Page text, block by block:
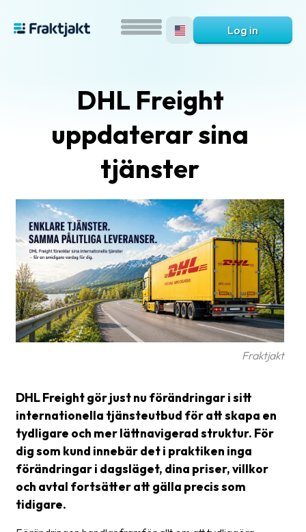
What
is
Fraktjakt?
FAQ
Glossary
documents
settings
Customs
declarations
Delivery
terms
Log in
DHL Freight
uppdaterar sina
tjänster
Fraktjakt
DHL Freight gör just nu förändringar i sitt
internationella tjänsteutbud för att skapa en
tydligare och mer lättnavigerad struktur. För
dig som kund innebär det i praktiken inga
förändringar i dagsläget, dina priser, villkor
och avtal fortsätter att gälla precis som
tidigare.